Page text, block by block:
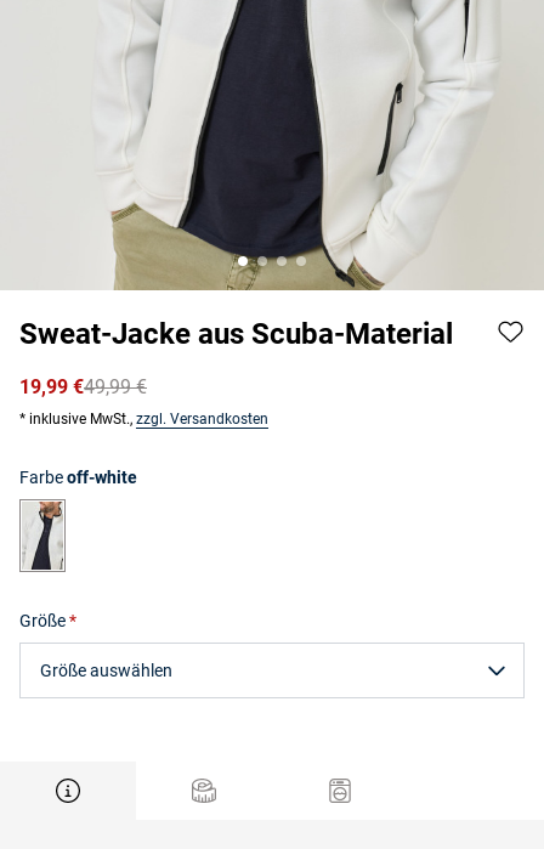
Sweat-Jacke aus Scuba-Material
49,99 €
19,99 €
* inklusive MwSt., zzgl. Versandkosten
Farbeoff-white
off-white
Größe
Größe auswählen